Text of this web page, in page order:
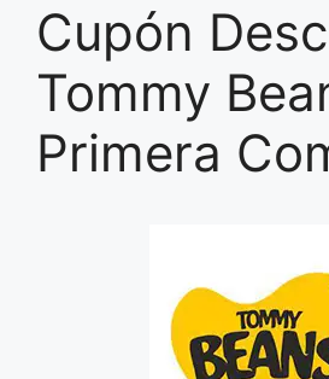
Cupón
Tommy
Primera